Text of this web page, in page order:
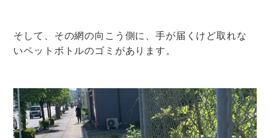
そして、その網の向こう側に、手が届くけど取れな
いペットボトルのゴミがあります。